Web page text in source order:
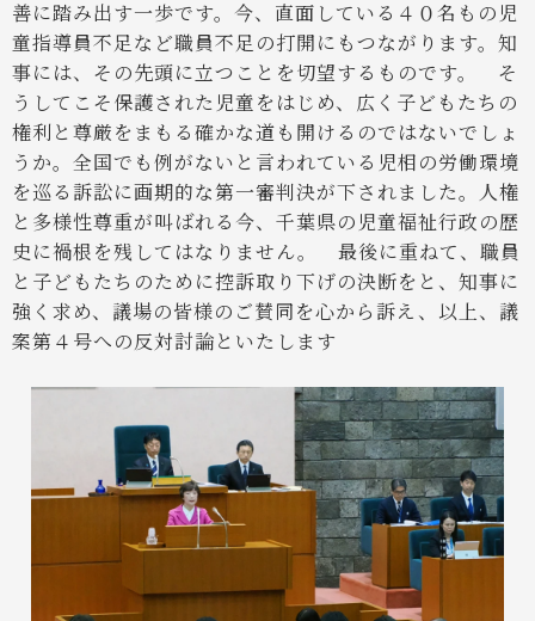
善に踏み出す一歩です。今、直面している４０名もの児
童指導員不足など職員不足の打開にもつながります。知
事には、その先頭に立つことを切望するものです。
そ
うしてこそ保護された児童をはじめ、広く子どもたちの
権利と尊厳をまもる確かな道も開けるのではないでしょ
うか。全国でも例がないと言われている児相の労働環境
を巡る訴訟に画期的な第一審判決が下されました。人権
と多様性尊重が叫ばれる今、千葉県の児童福祉行政の歴
史に禍根を残してはなりません。
最後に重ねて、職員
と子どもたちのために控訴取り下げの決断をと、知事に
強く求め、議場の皆様のご賛同を心から訴え、以上、議
案第４号への反対討論といたします